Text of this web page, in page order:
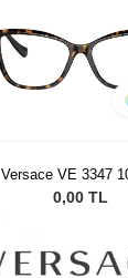
Versace VE 3347
0,00 TL